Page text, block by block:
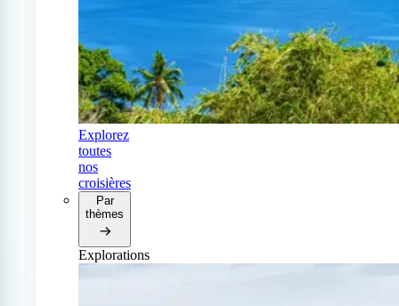
Explorez
toutes
nos
croisières
Par
thèmes
Explorations